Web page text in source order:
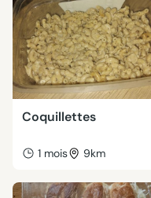
Coquillettes
1 mois 9km